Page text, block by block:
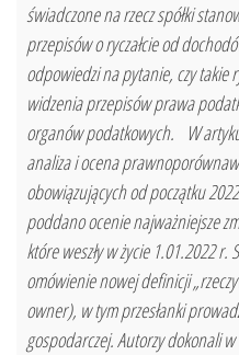
świadczone na rzecz spółki
przepisów o ryczałcie od
odpowiedzi na pytanie, czy takie
widzenia przepisów prawa
organów podatkowych. W
analiza i ocena
obowiązujących od początku
poddano ocenie najważniejsze
które weszły w życie 1.01.2022 r.
omówienie nowej definicji
owner), w tym przesłanki
gospodarczej. Autorzy dokonali